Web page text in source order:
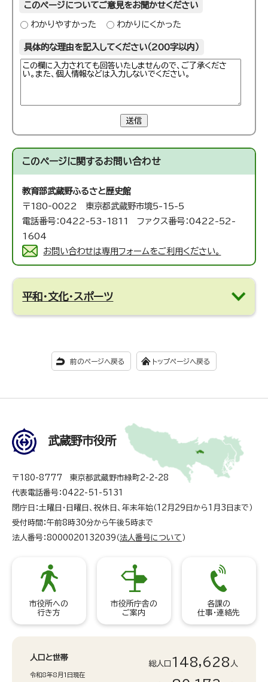
このページについてご意見をお聞かせください
わかりやすかった わかりにくかった
具体的な理由を記入してください（200字以内）
送信
このページに関するお問い合わせ
教育部武蔵野ふるさと歴史館
〒180‐0022 東京都武蔵野市境5-15-5
電話番号：0422-53-1811 ファクス番号：0422-52-
1604
お問い合わせは専用フォームをご利用ください。
平和・文化・スポーツ
前のページへ戻る トップページへ戻る
武蔵野市役所
〒180-8777 東京都武蔵野市緑町2-2-28
代表電話番号：0422-51-5131
閉庁日：土曜日・日曜日、祝休日、年末年始（12月29日から1月3日まで）
受付時間：午前8時30分から午後5時まで
法人番号：8000020132039（ 法人番号について ）
市役所への
行き方
市役所庁舎の
ご案内
各課の
仕事・連絡先
人口と世帯
令和8年8月1日現在
総人口 148,628 人